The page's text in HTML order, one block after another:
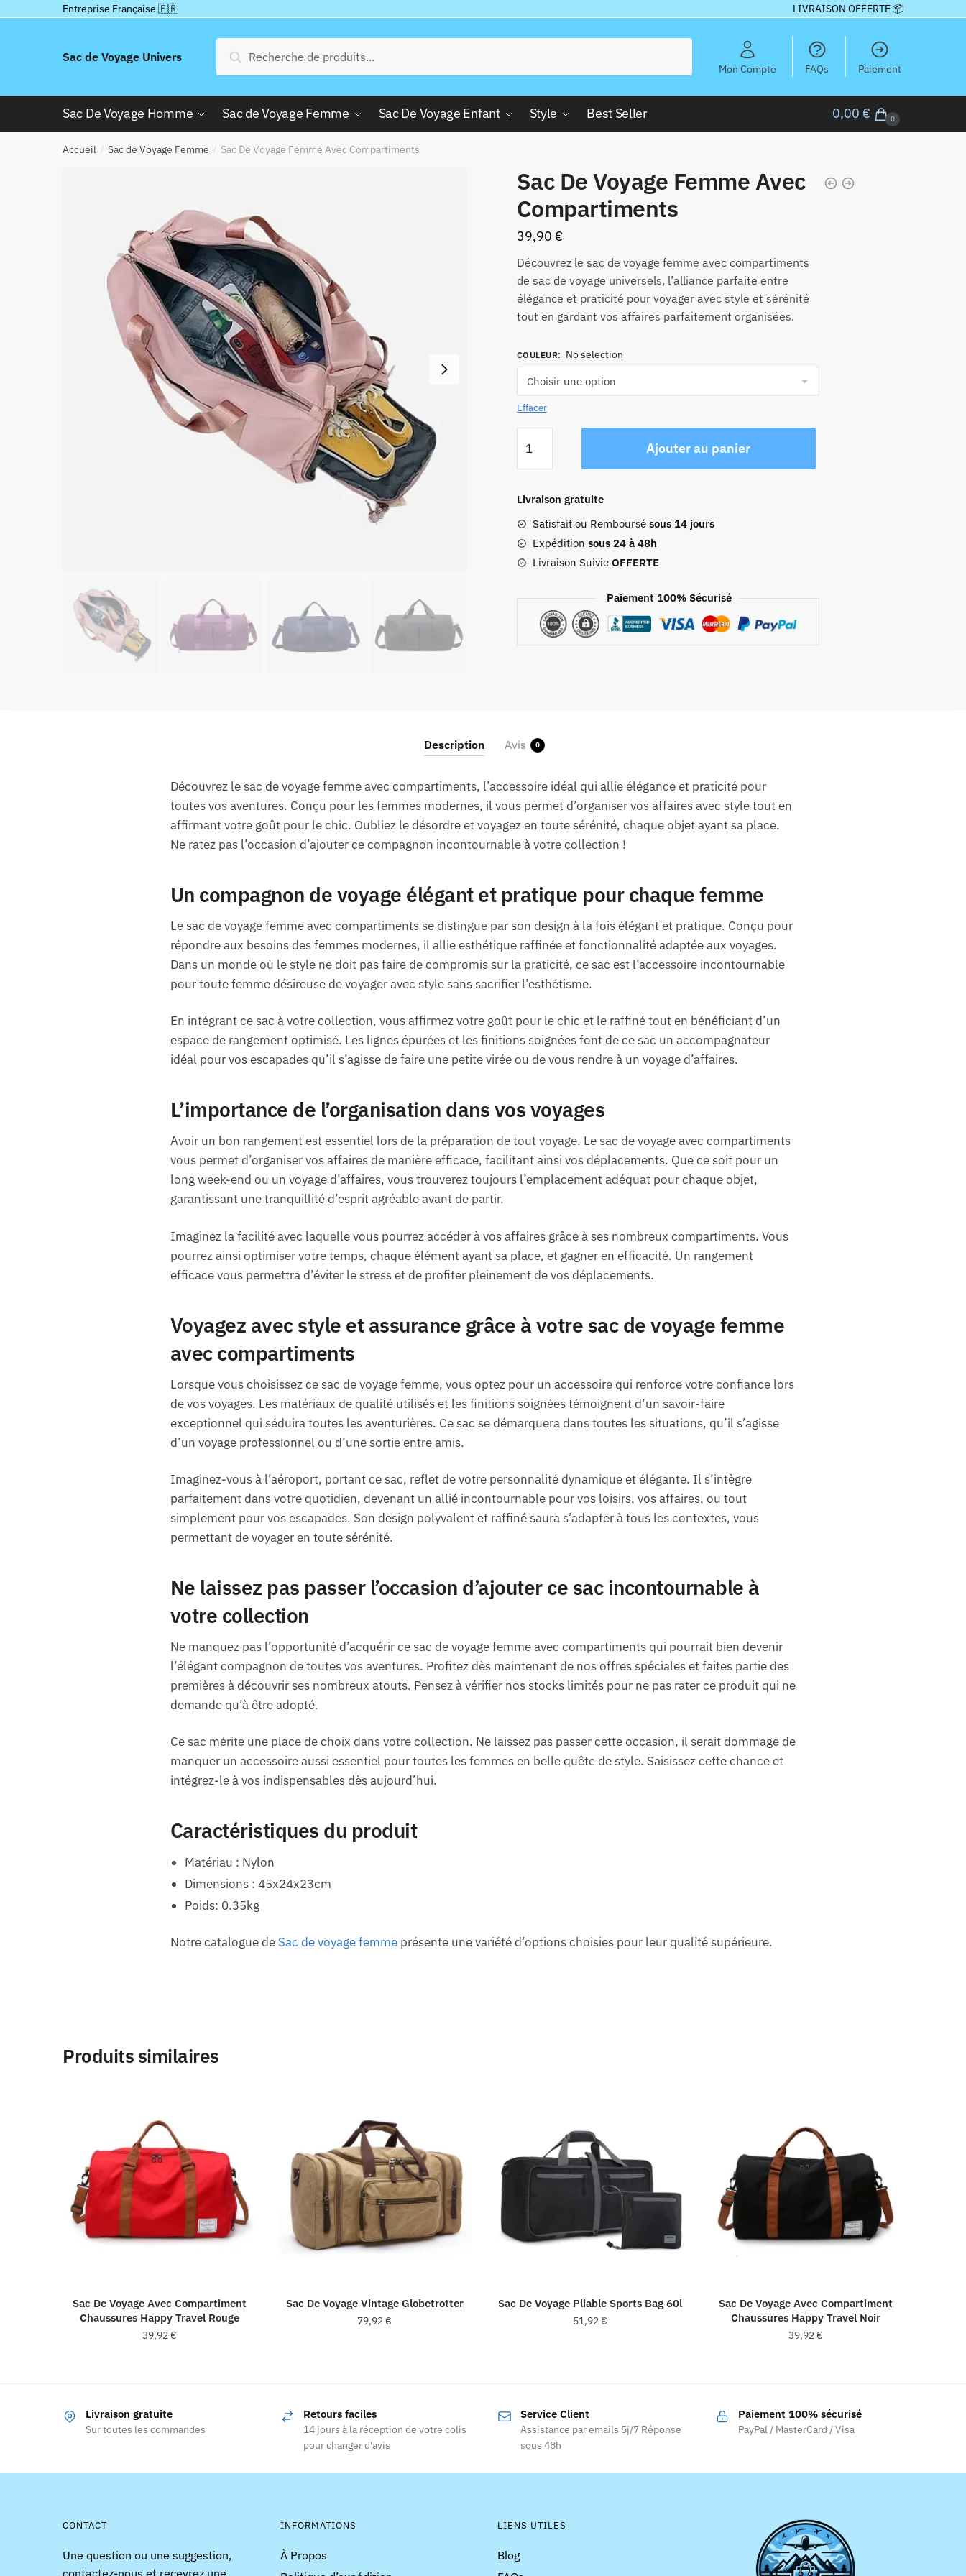
Entreprise Française 🇫🇷 LIVRAISON OFFERTE 📦
Sac de Voyage Univers
pour :
Recherche
Mon Compte FAQs Paiement
Sac De Voyage Homme Sac de Voyage Femme Sac De Voyage Enfant Style Best Seller 0,00 € 0
Accueil / Sac de Voyage Femme / Sac De Voyage Femme Avec Compartiments
Sac De Voyage Femme Avec
Compartiments
39,90 €
Découvrez le sac de voyage femme avec compartiments
de sac de voyage universels, l’alliance parfaite entre
élégance et praticité pour voyager avec style et sérénité
tout en gardant vos affaires parfaitement organisées.
COULEUR: No selection
Effacer
de
Sac
Voyage
Femme
Avec
Compartiments
Ajouter au panier
Livraison gratuite
Satisfait ou Remboursé sous 14 jours
Expédition sous 24 à 48h
Livraison Suivie OFFERTE
Paiement 100% Sécurisé
Description Avis 0
Découvrez le sac de voyage femme avec compartiments, l’accessoire idéal qui allie élégance et praticité pour
toutes vos aventures. Conçu pour les femmes modernes, il vous permet d’organiser vos affaires avec style tout en
affirmant votre goût pour le chic. Oubliez le désordre et voyagez en toute sérénité, chaque objet ayant sa place.
Ne ratez pas l’occasion d’ajouter ce compagnon incontournable à votre collection !
Un compagnon de voyage élégant et pratique pour chaque femme
Le sac de voyage femme avec compartiments se distingue par son design à la fois élégant et pratique. Conçu pour
répondre aux besoins des femmes modernes, il allie esthétique raffinée et fonctionnalité adaptée aux voyages.
Dans un monde où le style ne doit pas faire de compromis sur la praticité, ce sac est l’accessoire incontournable
pour toute femme désireuse de voyager avec style sans sacrifier l’esthétisme.
En intégrant ce sac à votre collection, vous affirmez votre goût pour le chic et le raffiné tout en bénéficiant d’un
espace de rangement optimisé. Les lignes épurées et les finitions soignées font de ce sac un accompagnateur
idéal pour vos escapades qu’il s’agisse de faire une petite virée ou de vous rendre à un voyage d’affaires.
L’importance de l’organisation dans vos voyages
Avoir un bon rangement est essentiel lors de la préparation de tout voyage. Le sac de voyage avec compartiments
vous permet d’organiser vos affaires de manière efficace, facilitant ainsi vos déplacements. Que ce soit pour un
long week-end ou un voyage d’affaires, vous trouverez toujours l’emplacement adéquat pour chaque objet,
garantissant une tranquillité d’esprit agréable avant de partir.
Imaginez la facilité avec laquelle vous pourrez accéder à vos affaires grâce à ses nombreux compartiments. Vous
pourrez ainsi optimiser votre temps, chaque élément ayant sa place, et gagner en efficacité. Un rangement
efficace vous permettra d’éviter le stress et de profiter pleinement de vos déplacements.
Voyagez avec style et assurance grâce à votre sac de voyage femme
avec compartiments
Lorsque vous choisissez ce sac de voyage femme, vous optez pour un accessoire qui renforce votre confiance lors
de vos voyages. Les matériaux de qualité utilisés et les finitions soignées témoignent d’un savoir-faire
exceptionnel qui séduira toutes les aventurières. Ce sac se démarquera dans toutes les situations, qu’il s’agisse
d’un voyage professionnel ou d’une sortie entre amis.
Imaginez-vous à l’aéroport, portant ce sac, reflet de votre personnalité dynamique et élégante. Il s’intègre
parfaitement dans votre quotidien, devenant un allié incontournable pour vos loisirs, vos affaires, ou tout
simplement pour vos escapades. Son design polyvalent et raffiné saura s’adapter à tous les contextes, vous
permettant de voyager en toute sérénité.
Ne laissez pas passer l’occasion d’ajouter ce sac incontournable à
votre collection
Ne manquez pas l’opportunité d’acquérir ce sac de voyage femme avec compartiments qui pourrait bien devenir
l’élégant compagnon de toutes vos aventures. Profitez dès maintenant de nos offres spéciales et faites partie des
premières à découvrir ses nombreux atouts. Pensez à vérifier nos stocks limités pour ne pas rater ce produit qui ne
demande qu’à être adopté.
Ce sac mérite une place de choix dans votre collection. Ne laissez pas passer cette occasion, il serait dommage de
manquer un accessoire aussi essentiel pour toutes les femmes en belle quête de style. Saisissez cette chance et
intégrez-le à vos indispensables dès aujourd’hui.
Caractéristiques du produit
Matériau : Nylon
Dimensions : 45x24x23cm
Poids: 0.35kg
Notre catalogue de Sac de voyage femmeprésente une variété d’options choisies pour leur qualité supérieure.
Produits similaires
Sac De Voyage Avec Compartiment
Chaussures Happy Travel Rouge
39,92€
Sac De Voyage Vintage Globetrotter
79,92€
variations.
Les
peuvent
Sac De Voyage Pliable Sports Bag 60l
51,92€
peuvent
Sac De Voyage Avec Compartiment
Chaussures Happy Travel Noir
39,92€
Livraison gratuite
Sur toutes les commandes
Retours faciles
14 jours à la réception de votre colis
pour changer d'avis
Service Client
Assistance par emails 5j/7 Réponse
sous 48h
Paiement 100% sécurisé
PayPal / MasterCard / Visa
CONTACT
Une question ou une suggestion,
INFORMATIONS
À Propos
LIENS UTILES
Blog